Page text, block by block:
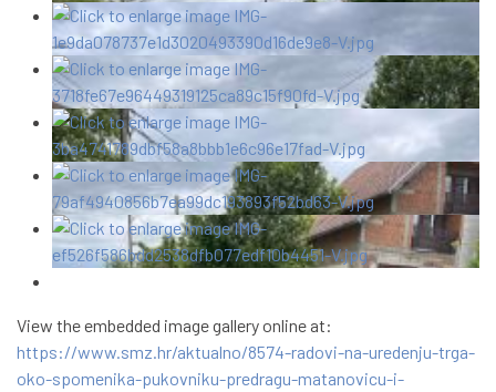
View the embedded image gallery online at:
https://www.smz.hr/aktualno/8574-radovi-na-uredenju-trga-
oko-spomenika-pukovniku-predragu-matanovicu-i-